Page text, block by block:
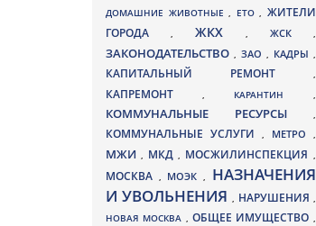
ДОМАШНИЕ ЖИВОТНЫЕ , ЕТО , ЖИТЕЛИ
ГОРОДА
, ЖКХ , ЖСК ,
ЗАКОНОДАТЕЛЬСТВО , ЗАО , КАДРЫ ,
КАПИТАЛЬНЫЙ РЕМОНТ ,
КАПРЕМОНТ , КАРАНТИН ,
КОММУНАЛЬНЫЕ РЕСУРСЫ ,
КОММУНАЛЬНЫЕ УСЛУГИ , МЕТРО ,
МЖИ, МКД , МОСЖИЛИНСПЕКЦИЯ ,
МОСКВА , МОЭК ,
НАЗНАЧЕНИЯ
И УВОЛЬНЕНИЯ , НАРУШЕНИЯ ,
НОВАЯ МОСКВА , ОБЩЕЕ ИМУЩЕСТВО ,